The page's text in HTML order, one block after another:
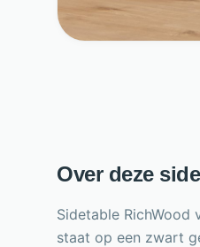
Over deze
Sidetable
staat op een zwart